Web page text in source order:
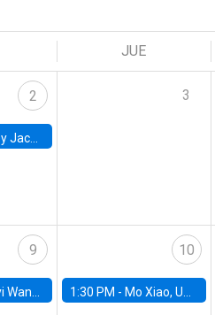
JUE
2
Berkeley
3
9
of Toronto
10
1:30 PM - Mo Xiao, University of Arizona